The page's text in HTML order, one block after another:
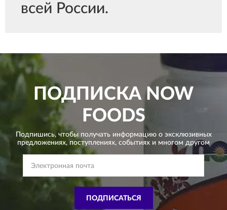
всей России.
ПОДПИСКАNOW
FOODS
Подпишись, чтобы получать информацию о эксклюзивных
предложениях, поступлениях, событиях и многом другом
ПОДПИСАТЬСЯ